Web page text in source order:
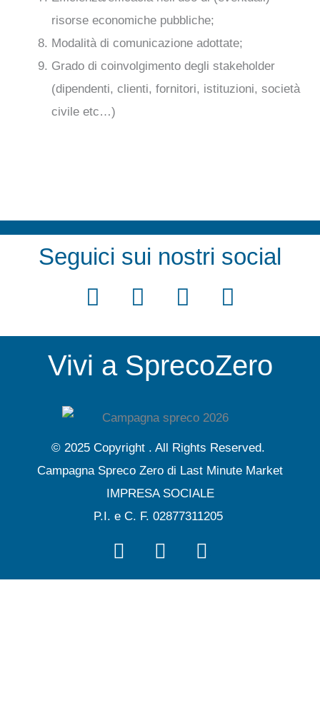
risorse economiche pubbliche;
Modalità di comunicazione adottate;
Grado di coinvolgimento degli stakeholder
(dipendenti, clienti, fornitori, istituzioni, società
civile etc…)
Seguici sui nostri social
F
c
e
o
o
k
T
i
t
e
r
Y
u
t
b
e
I
s
t
g
r
a
Vivi a SprecoZero
© 2025 Copyright . All Rights Reserved.
Campagna Spreco Zero di Last Minute Market
IMPRESA SOCIALE
P.I. e C. F. 02877311205
F
T
Y